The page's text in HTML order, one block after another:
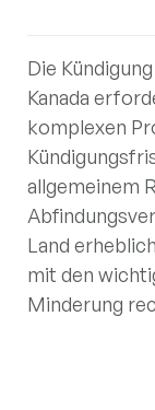
Die
Kanada
komplexen
allgemeinem
Land
mit den
Minderung